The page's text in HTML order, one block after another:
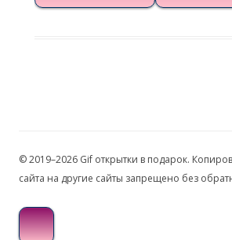
© 2019–2026 Gif открытки в подарок.
сайта на другие сайты запрещено без